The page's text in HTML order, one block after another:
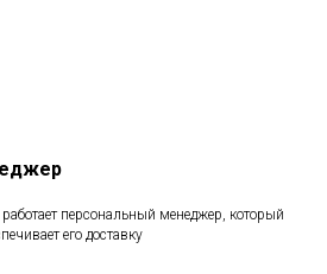
персональный менеджер, который
его доставку